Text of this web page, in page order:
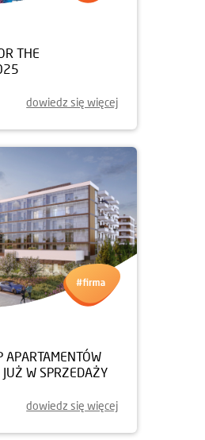
THE
dowiedz się więcej
APARTAMENTÓW
W SPRZEDAŻY
dowiedz się więcej